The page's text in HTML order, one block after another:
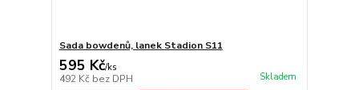
Sada bowdenů, lanek Stadion S11
595 Kč/ks
492 Kč bez DPH Skladem